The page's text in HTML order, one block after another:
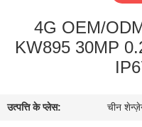
कारखाने
दौरा
4G OEM/
KW895 30MP
उत्पत्ति के प्लेस: चीन